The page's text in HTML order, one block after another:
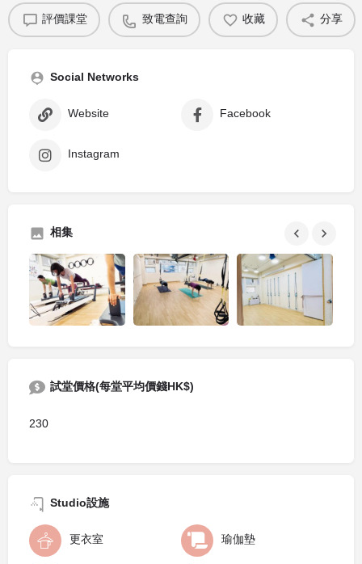
評價課堂 致電查詢 收藏 分享
Social Networks
Website Facebook
Instagram
相集
試堂價格(每堂平均價錢HK$)
230
Studio設施
更衣室 瑜伽墊